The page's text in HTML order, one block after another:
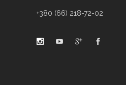
+380 (66) 218-72-02